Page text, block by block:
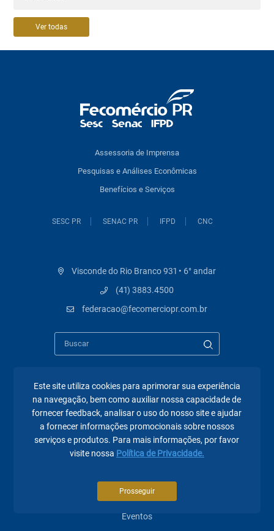
Ver todas
Assessoria de Imprensa
Pesquisas e Análises Econômicas
Benefícios e Serviços
SESC PR SENAC PR IFPD CNC
Visconde do Rio Branco 931 • 6° andar
(41) 3883.4500
federacao@fecomerciopr.com.br
Páginas mais visitadas
A Fecomércio PR
Sindicatos
Atuação
Eventos
Este site utiliza cookies para aprimorar sua experiência
na navegação, bem como auxiliar nossa capacidade de
fornecer feedback, analisar o uso do nosso site e ajudar
a fornecer informações promocionais sobre nossos
serviços e produtos. Para mais informações, por favor
visite nossa Política de Privacidade.
Prosseguir